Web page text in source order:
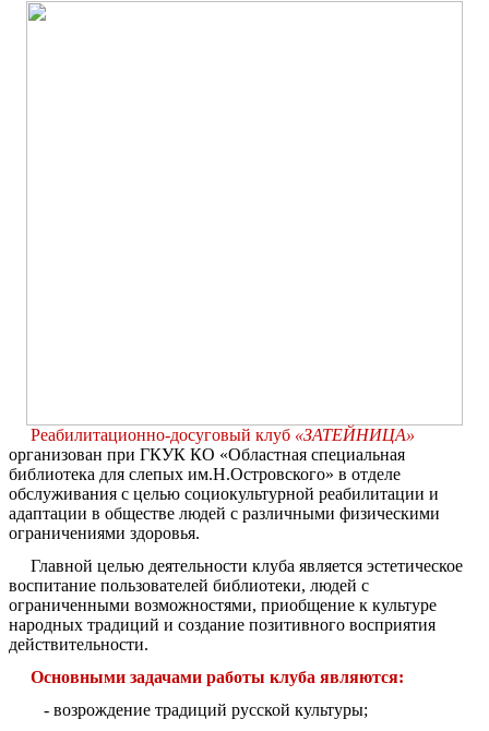
Реабилитационно-досуговый клуб «ЗАТЕЙНИЦА»
организован при ГКУК КО «Областная специальная
библиотека для слепых им.Н.Островского» в отделе
обслуживания с целью социокультурной реабилитации и
адаптации в обществе людей с различными физическими
ограничениями здоровья.
Главной целью деятельности клуба является эстетическое
воспитание пользователей библиотеки, людей с
ограниченными возможностями, приобщение к культуре
народных традиций и создание позитивного восприятия
действительности.
Основными задачами работы клуба являются:
- возрождение традиций русской культуры;